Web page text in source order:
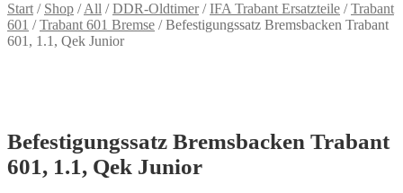
Start / Shop /All /DDR-Oldtimer/IFA Trabant Ersatzteile /Trabant
601 /Trabant 601 Bremse /Befestigungssatz Bremsbacken Trabant
601, 1.1, Qek Junior
Befestigungssatz Bremsbacken Trabant
601, 1.1, Qek Junior